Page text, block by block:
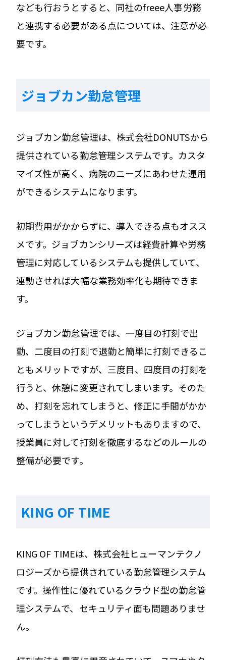
なども行おうとすると、同社のfreee人事労務
と連携する必要がある点については、注意が必
要です。
ジョブカン勤怠管理
ジョブカン勤怠管理は、株式会社DONUTSから
提供されている勤怠管理システムです。カスタ
マイズ性が高く、病院のニーズにあわせた運用
ができるシステムになります。
初期費用がかからずに、導入できる点もオスス
メです。ジョブカンシリーズは経費計算や労務
管理に対応しているシステムも提供していて、
連動させれば大幅な業務効率化も期待できま
す。
ジョブカン勤怠管理では、一度目の打刻で出
勤、二度目の打刻で退勤と簡単に打刻できるこ
ともメリットですが、三度目、四度目の打刻を
行うと、休憩に変更されてしまいます。そのた
め、打刻を忘れてしまうと、修正に手間がかか
ってしまうというデメリットもありますので、
授業員に対して打刻を徹底するなどのルールの
整備が必要です。
KING OF TIME
KING OF TIMEは、株式会社ヒューマンテクノ
ロジーズから提供されている勤怠管理システム
です。操作性に優れているクラウド型の勤怠管
理システムで、セキュリティ面も問題ありませ
ん。